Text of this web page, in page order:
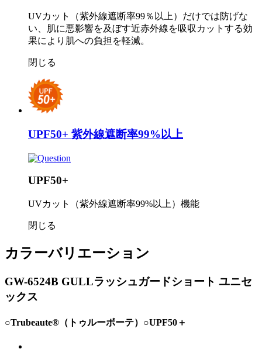
UVカット（紫外線遮断率99％以上）だけでは防げな
い、肌に悪影響を及ぼす近赤外線を吸収カットする効
果により肌への負担を軽減。
閉じる
UPF50+ 紫外線遮断率99%以上
UPF50+
UVカット（紫外線遮断率99%以上）機能
閉じる
カラーバリエーション
GW-6524B GULLラッシュガードショート ユニセ
ックス
○Trubeaute®️（トゥルーボーテ）○UPF50＋